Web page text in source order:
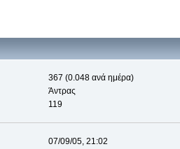
367 (0.048 ανά ημέρα)
Άντρας
119
07/09/05, 21:02